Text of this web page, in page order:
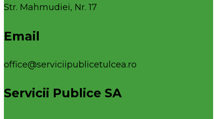
Str. Mahmudiei, Nr. 17
Email
office@serviciipublicetulcea.ro
Servicii Publice SA